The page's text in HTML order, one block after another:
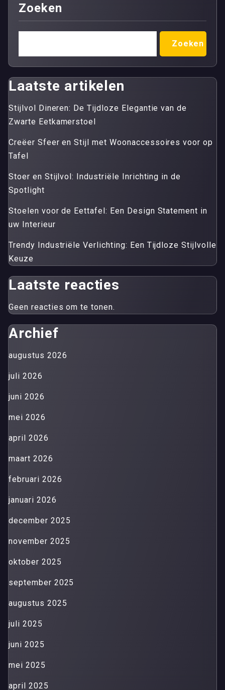
Zoeken
Zoeken
Laatste artikelen
Stijlvol Dineren: De Tijdloze Elegantie van de
Zwarte Eetkamerstoel
Creëer Sfeer en Stijl met Woonaccessoires voor op
Tafel
Stoer en Stijlvol: Industriële Inrichting in de
Spotlight
Stoelen voor de Eettafel: Een Design Statement in
uw Interieur
Trendy Industriële Verlichting: Een Tijdloze Stijlvolle
Keuze
Laatste reacties
Geen reacties om te tonen.
Archief
augustus 2026
juli 2026
juni 2026
mei 2026
april 2026
maart 2026
februari 2026
januari 2026
december 2025
november 2025
oktober 2025
september 2025
augustus 2025
juli 2025
juni 2025
mei 2025
april 2025